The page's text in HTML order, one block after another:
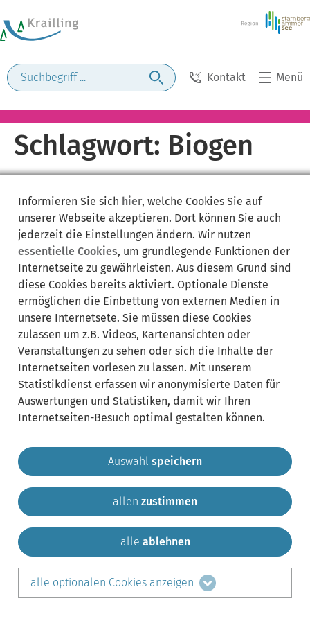
Kontakt Menü
Schlagwort: Biogen
Gemeinde Krailling Impressum
Sitemap
Kontakt
teilen auf:
LinkedIn
Informieren Sie sich hier, welche Cookies Sie auf
unserer Webseite akzeptieren. Dort können Sie auch
jederzeit die Einstellungen ändern. Wir nutzen
essentielle Cookies, um grundlegende Funktionen der
Internetseite zu gewährleisten. Aus diesem Grund sind
diese Cookies bereits aktiviert. Optionale Dienste
ermöglichen die Einbettung von externen Medien in
unsere Internetsete. Sie müssen diese Cookies
zulassen um z.B. Videos, Kartenansichten oder
Veranstaltungen zu sehen oder sich die Inhalte der
Internetseiten vorlesen zu lassen. Mit unserem
Statistikdienst erfassen wir anonymisierte Daten für
Auswertungen und Statistiken, damit wir Ihren
Internetseiten-Besuch optimal gestalten können.
Auswahl speichern
allen zustimmen
alle ablehnen
alle optionalen Cookies anzeigen